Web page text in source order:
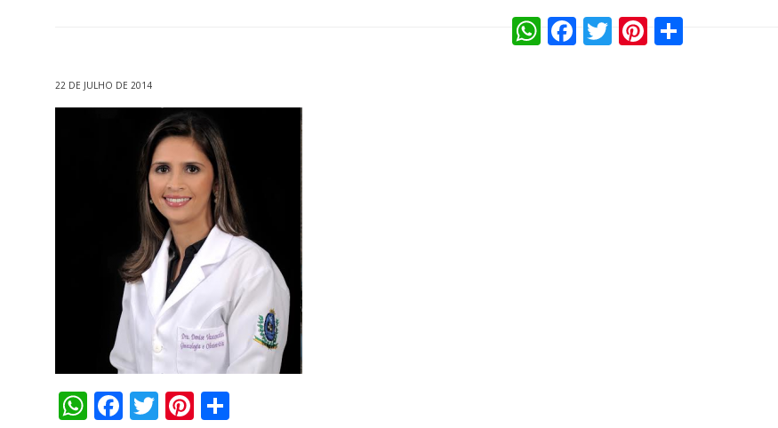
WhatsApp
Facebook
TwitterPinterest
22 DE JULHO DE 2014
WhatsApp
Facebook
TwitterPinterest